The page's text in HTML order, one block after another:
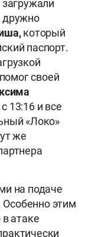
который
паспорт.
своей
13:16 и все
«Локо»
же
на подаче
Особенно этим
атаке